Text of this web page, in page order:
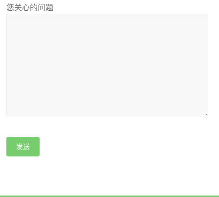
您关心的问题